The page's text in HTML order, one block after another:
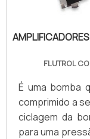
FLUTROL
É uma bomba
comprimido a
ciclagem da
para uma